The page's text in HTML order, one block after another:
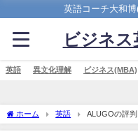
英語コーチ大和
ビジネス
英語 異文化理解 ビジネス(MBA)
ホーム 英語
ALUGOの評
最適！【TOEIC900の感想】